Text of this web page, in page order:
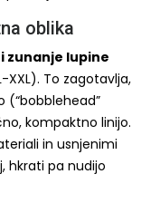
oblika
zunanje lupine
XXL). To zagotavlja,
(“bobblehead”
kompaktno linijo.
in usnjenimi
hkrati pa nudijo